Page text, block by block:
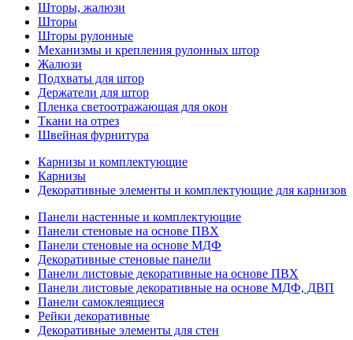
Шторы, жалюзи
Шторы
Шторы рулонные
Механизмы и крепления рулонных штор
Жалюзи
Подхваты для штор
Держатели для штор
Пленка светоотражающая для окон
Ткани на отрез
Швейная фурнитура
Карнизы и комплектующие
Карнизы
Декоративные элементы и комплектующие для карнизов
Панели настенные и комплектующие
Панели стеновые на основе ПВХ
Панели стеновые на основе МДФ
Декоративные стеновые панели
Панели листовые декоративные на основе ПВХ
Панели листовые декоративные на основе МДФ, ДВП
Панели самоклеящиеся
Рейки декоративные
Декоративные элементы для стен